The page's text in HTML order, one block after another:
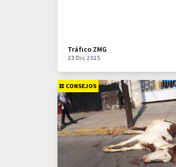
Tráfico ZMG
23 Dic 2015
CONSEJOS